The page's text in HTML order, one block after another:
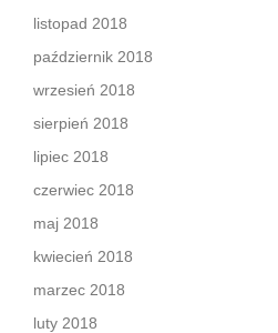
listopad 2018
październik 2018
wrzesień 2018
sierpień 2018
lipiec 2018
czerwiec 2018
maj 2018
kwiecień 2018
marzec 2018
luty 2018